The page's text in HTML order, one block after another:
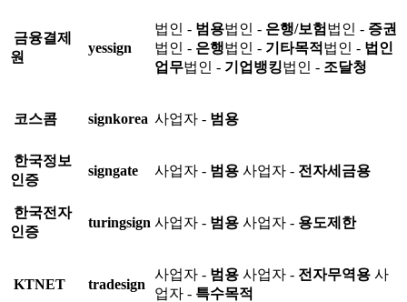
금융결제
원
yessign
법인 - 범용법인 - 은행/보험 법인 - 증권
법인 - 은행법인 - 기타목적 법인 - 법인
업무법인 - 기업뱅킹법인 - 조달청
코스콤 signkorea 사업자 - 범용
한국정보
인증
signgate 사업자 - 범용 사업자 - 전자세금용
한국전자
인증
turingsign 사업자 - 범용 사업자 - 용도제한
KTNET tradesign
사업자 - 범용 사업자 - 전자무역용 사
업자 - 특수목적